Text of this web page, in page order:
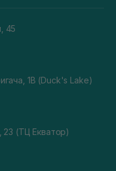
45
1В (Duck's Lake)
23 (ТЦ Екватор)